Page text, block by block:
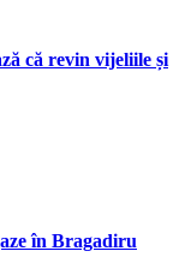
că revin vijeliile și
în Bragadiru